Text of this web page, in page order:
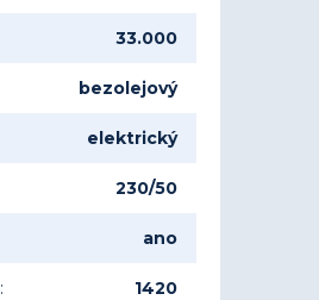
33.000
bezolejový
elektrický
230/50
ano
: 1420